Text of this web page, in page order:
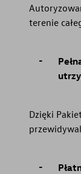
terenie
Dzięki